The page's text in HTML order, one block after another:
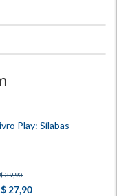
Play: Sílabas
39,90
27,90